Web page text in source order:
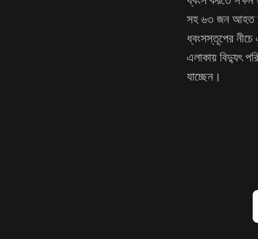
সহ ৬৩ জন আহত
ধ্বংসস্তূপের
এলাকায় বিদ্যুৎ
যাচ্ছেন।